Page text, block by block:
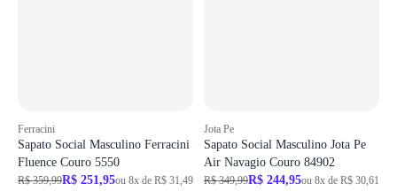
Ferracini
Sapato Social Masculino Ferracini
Fluence Couro 5550
R$ 359,99R$ 251,95ou 8x de R$ 31,49
Jota Pe
Sapato Social Masculino Jota Pe
Air Navagio Couro 84902
R$ 349,99R$ 244,95ou 8x de R$ 30,61